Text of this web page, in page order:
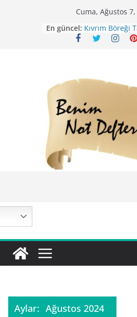
Cuma, Ağustos
En güncel: Kıvrım Böreği
Karabuğday
Nohutlu Pirinç
Aylar: Ağustos 2024